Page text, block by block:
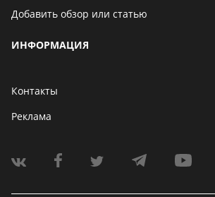
Добавить обзор или статью
ИНФОРМАЦИЯ
Контакты
Реклама